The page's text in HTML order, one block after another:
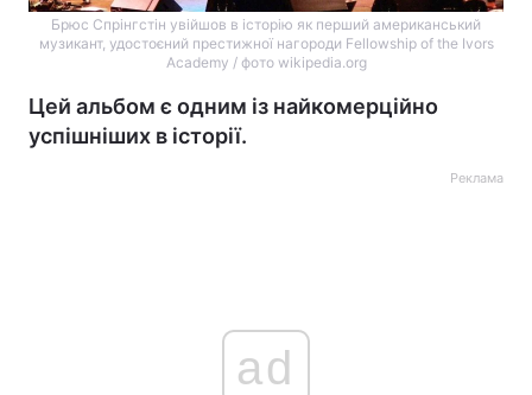
Брюс Спрінгстін увійшов в історію як перший американський
музикант, удостоєний престижної нагороди Fellowship of the Ivors
Academy / фото wikipedia.org
Цей альбом є одним із найкомерційно
успішніших в історії.
Реклама
ad